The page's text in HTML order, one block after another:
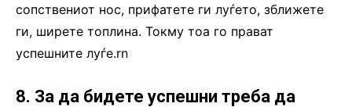
сопствениот нос, прифатете ги луѓето, зближете
ги, ширете топлина. Токму тоа го прават
успешните луѓе.rn
8. За да бидете успешни треба да